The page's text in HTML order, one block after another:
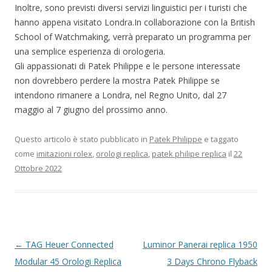
Inoltre, sono previsti diversi servizi linguistici per i turisti che
hanno appena visitato Londra.In collaborazione con la British
School of Watchmaking, verrà preparato un programma per
una semplice esperienza di orologeria.
Gli appassionati di Patek Philippe e le persone interessate
non dovrebbero perdere la mostra Patek Philippe se
intendono rimanere a Londra, nel Regno Unito, dal 27
maggio al 7 giugno del prossimo anno.
Questo articolo è stato pubblicato in Patek Philippe e taggato
come imitazioni rolex, orologi replica, patek philipe replica il 22
Ottobre 2022
Navigazione
articolo
← TAG Heuer Connected
Modular 45 Orologi Replica
Luminor Panerai replica 1950
3 Days Chrono Flyback